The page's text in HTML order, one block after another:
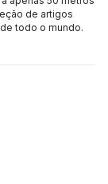
de artigos
todo o mundo.